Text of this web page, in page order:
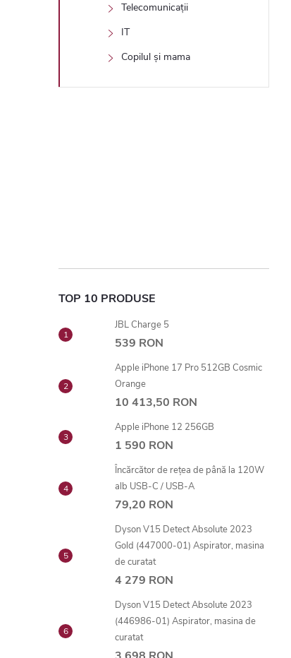
Telecomunicații
IT
Copilul și mama
TOP 10 PRODUSE
JBL Charge 5
539 RON
Apple iPhone 17 Pro 512GB Cosmic
Orange
10 413,50 RON
Apple iPhone 12 256GB
1 590 RON
Încărcător de rețea de până la 120W
alb USB-C / USB-A
79,20 RON
Dyson V15 Detect Absolute 2023
Gold (447000-01) Aspirator, masina
de curatat
4 279 RON
Dyson V15 Detect Absolute 2023
(446986-01) Aspirator, masina de
curatat